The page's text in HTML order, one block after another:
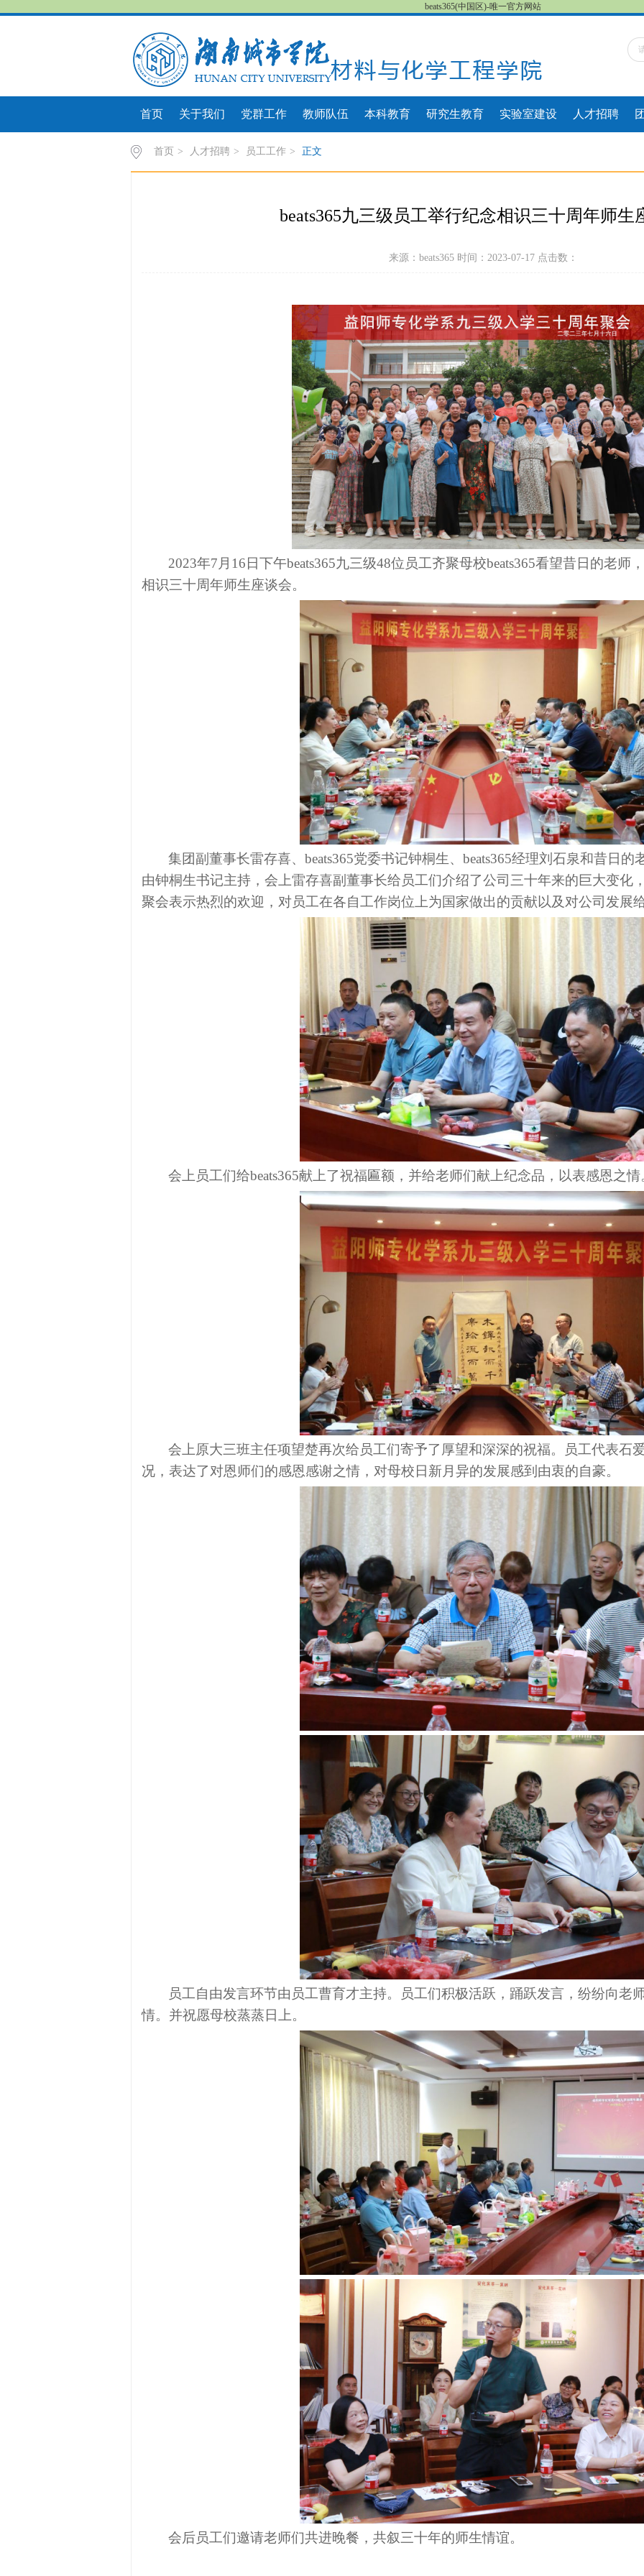
beats365(中国区)-唯一官方网站
首页 关于我们 党群工作 教师队伍 本科教育 研究生教育 实验室建设 人才招聘
首页 > 人才招聘 > 员工工作 > 正文
beats365九三级员工举行纪念相识三十周年师生
来源：beats365 时间：2023-07-17 点击数：
2023年7 月 16 日下午beats365九三级48位员工齐聚母校beats365看望昔日的老师
相识三十周年师生座谈会。
集团副董事长雷存喜、beats365党委书记钟桐生、beats365经理刘石泉和昔日的
由钟桐生书记主持，会上雷存喜副董事长给员工们介绍了公司三十年来的巨大变化
聚会表示热烈的欢迎，对员工在各自工作岗位上为国家做出的贡献以及对公司发展
会上员工们给beats365献上了祝福匾额，并给老师们献上纪念品 ，以表感恩之情
会上原大三班主任项望楚再次给员工们寄予了厚望和深深的祝福。员工代表石
况，表达了对恩师们的感恩感谢之情，对母校日新月异的发展感到由衷的自豪。
员工自由发言环节由员工曹育才主持。员工们积极活跃，踊跃发言，纷纷向老
情。并祝愿母校蒸蒸日上。
会后员工们邀请老师们共进晚餐，共叙三十年的师生情谊。